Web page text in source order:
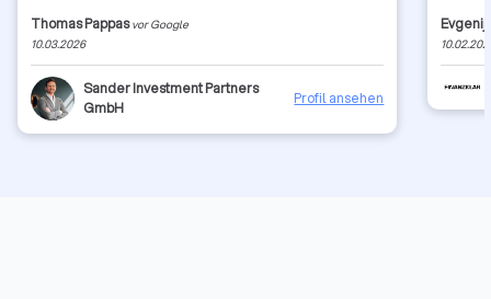
Thomas Pappas vor Google
10.03.2026
Sander Investment Partners
GmbH
Profil ansehen